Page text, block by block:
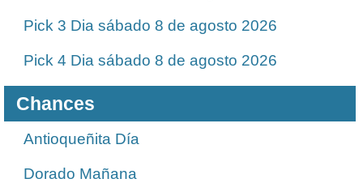
Pick 3 Dia sábado 8 de agosto 2026
Pick 4 Dia sábado 8 de agosto 2026
Chances
Antioqueñita Día
Dorado Mañana